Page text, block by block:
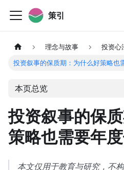
策引
理念与故事 投资心
投资叙事的保质期：为什么好策略也
本页总览
投资叙事的保
策略也需要年
本文仅用于教育与研究，不